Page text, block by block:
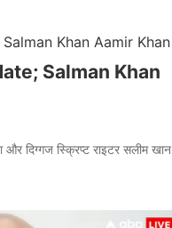
Salman Khan
दिग्गज स्क्रिप्ट राइटर सलीम खान